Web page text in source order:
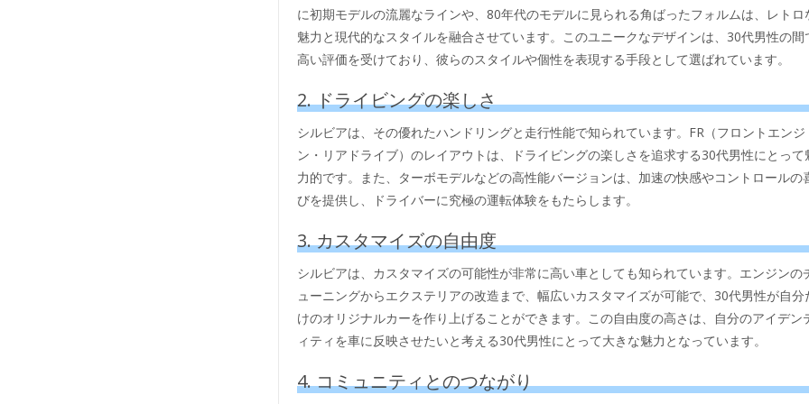
に初期モデルの流麗なラインや、80年代のモデルに見られる角ばったフォルムは、レトロ
魅力と現代的なスタイルを融合させています。このユニークなデザインは、30代男性の間
高い評価を受けており、彼らのスタイルや個性を表現する手段として選ばれています。
2. ドライビングの楽しさ
シルビアは、その優れたハンドリングと走行性能で知られています。FR（フロントエンジ
ン・リアドライブ）のレイアウトは、ドライビングの楽しさを追求する30代男性にとって
力的です。また、ターボモデルなどの高性能バージョンは、加速の快感やコントロールの
びを提供し、ドライバーに究極の運転体験をもたらします。
3. カスタマイズの自由度
シルビアは、カスタマイズの可能性が非常に高い車としても知られています。エンジンの
ューニングからエクステリアの改造まで、幅広いカスタマイズが可能で、30代男性が自分
けのオリジナルカーを作り上げることができます。この自由度の高さは、自分のアイデン
ィティを車に反映させたいと考える30代男性にとって大きな魅力となっています。
4. コミュニティとのつながり